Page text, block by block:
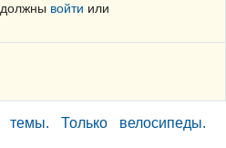
должны войти или
темы. Только велосипеды.